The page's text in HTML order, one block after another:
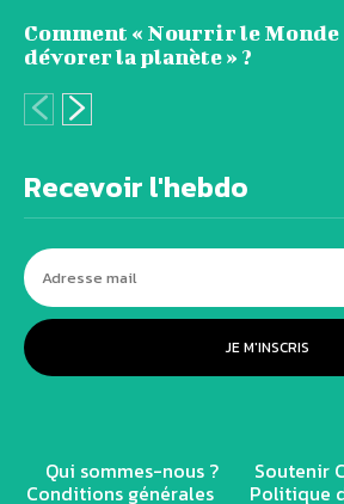
Comment « Nourrir le Monde
dévorer la planète » ?
Recevoir l'hebdo
JE M'INSCRIS
Qui sommes-nous ? Soutenir
Conditions générales Politique